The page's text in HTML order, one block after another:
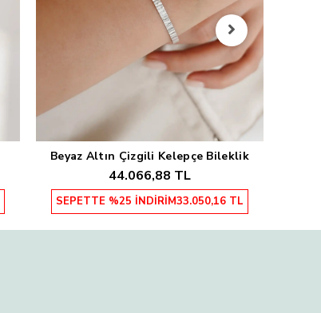
Sepete Ekle
Beyaz Altın Çizgili Kelepçe Bileklik
44.066,88 TL
SEPETTE %25 İNDİRİM33.050,16 TL